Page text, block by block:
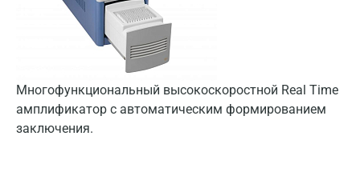
Многофункциональный высокоскоростной Real Time
амплификатор с автоматическим формированием
заключения.